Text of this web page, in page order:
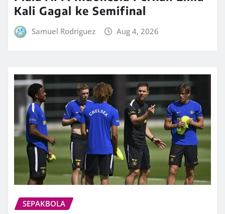
Kali Gagal ke Semifinal
Samuel Rodriguez Aug 4, 2026
SEPAKBOLA